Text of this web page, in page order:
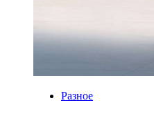
Разное